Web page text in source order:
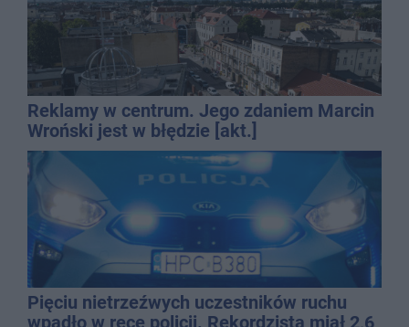
Reklamy w centrum. Jego zdaniem Marcin
Wroński jest w błędzie [akt.]
Pięciu nietrzeźwych uczestników ruchu
wpadło w ręce policji. Rekordzista miał 2,6